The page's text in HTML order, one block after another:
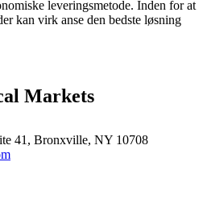
leveringsmetode. Inden for at
kan virk anse den bedste løsning
Markets
41, Bronxville, NY 10708